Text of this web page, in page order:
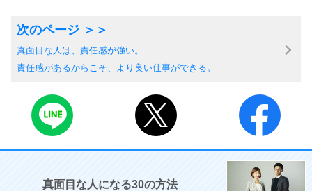
真面目な人は、責任感が強い。
責任感があるからこそ、より良い仕事ができる。
真面目な人になる30の方法